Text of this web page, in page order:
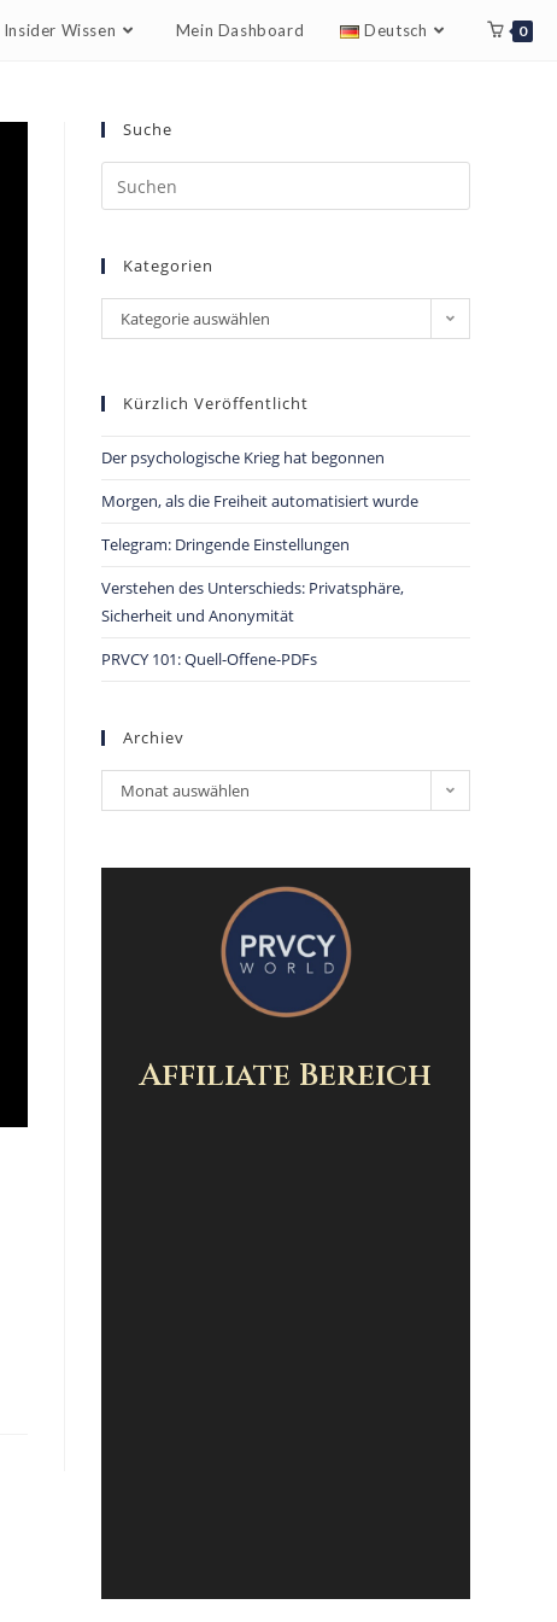
Insider Wissen Mein Dashboard Deutsch 0
Suche
Kategorien
Kategorie auswählen
Kürzlich Veröffentlicht
Der psychologische Krieg hat begonnen
Morgen, als die Freiheit automatisiert wurde
Telegram: Dringende Einstellungen
Verstehen des Unterschieds: Privatsphäre,
Sicherheit und Anonymität
PRVCY 101: Quell-Offene-PDFs
Archiev
Monat auswählen
Affiliate Bereich